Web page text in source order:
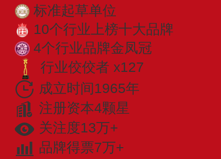
标准起草单位
10个行业上榜十大品牌
4个行业品牌金凤冠
行业佼佼者 x127
成立时间1965年
注册资本4颗星
关注度13万+
品牌得票7万+